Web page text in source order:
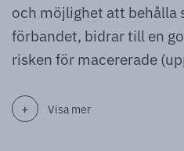
och möjlighet att behålla
förbandet, bidrar till en
risken för macererade
Visa mer